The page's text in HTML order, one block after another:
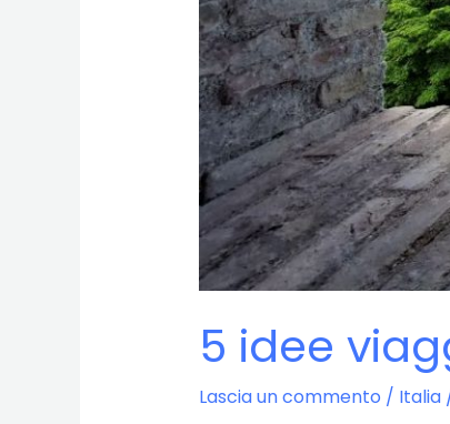
5 idee
Lascia un commento / Italia